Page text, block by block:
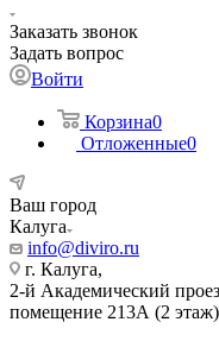
Заказать звонок
Задать вопрос
Войти
Корзина0
Отложенные0
Ваш город
Калуга
info@diviro.ru
г. Калуга,
2-й Академический
помещение 213А (2 этаж)